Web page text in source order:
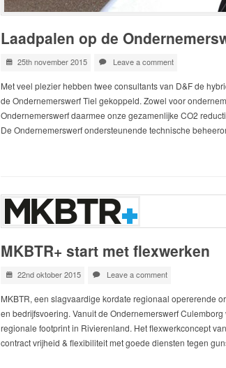
Laadpalen op de
25th november 2015 Leave a comment
Met veel plezier hebben twee consultants van D&F de
de Ondernemerswerf Tiel gekoppeld. Zowel voor
Ondernemerswerf daarmee onze gezamenlijke CO2
De Ondernemerswerf ondersteunende technische
MKBTR+ start met flexwerken
22nd oktober 2015 Leave a comment
MKBTR, een slagvaardige kordate regionaal opererende
en bedrijfsvoering. Vanuit de Ondernemerswerf
regionale footprint in Rivierenland. Het flexwerkconcept
contract vrijheid & flexibiliteit met goede diensten tegen